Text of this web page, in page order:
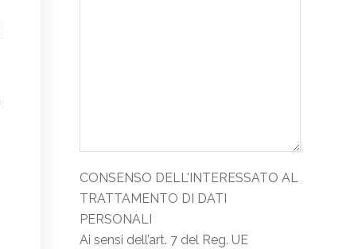
CONSENSO DELL'INTERESSATO AL
TRATTAMENTO DI DATI
PERSONALI
Ai sensi dell’art. 7 del Reg. UE